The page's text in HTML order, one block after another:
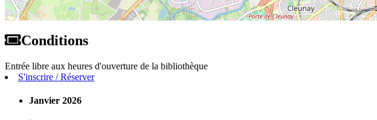
Conditions
Entrée libre aux heures d'ouverture de la bibliothèque
S'inscrire / Réserver
Janvier 2026